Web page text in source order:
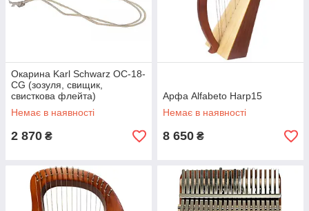
Окарина Karl Schwarz OC-18-
CG (зозуля, свищик,
свисткова флейта)
Немає в наявності
2 870 ₴
Арфа Alfabeto Harp15
Немає в наявності
8 650 ₴